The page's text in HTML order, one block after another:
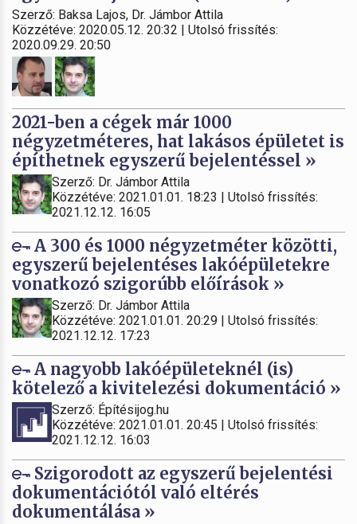
Szerző: Baksa Lajos, Dr. Jámbor Attila
Közzétéve: 2020.05.12. 20:32 | Utolsó frissítés:
2020.09.29. 20:50
2021-ben a cégek már 1000
négyzetméteres, hat lakásos épületet is
építhetnek egyszerű bejelentéssel »
Szerző: Dr. Jámbor Attila
Közzétéve: 2021.01.01. 18:23 | Utolsó frissítés:
2021.12.12. 16:05
A 300 és 1000 négyzetméter közötti,
egyszerű bejelentéses lakóépületekre
vonatkozó szigorúbb előírások »
Szerző: Dr. Jámbor Attila
Közzétéve: 2021.01.01. 20:29 | Utolsó frissítés:
2021.12.12. 17:23
A nagyobb lakóépületeknél (is)
kötelező a kivitelezési dokumentáció »
Szerző: Építésijog.hu
Közzétéve: 2021.01.01. 20:45 | Utolsó frissítés:
2021.12.12. 16:03
Szigorodott az egyszerű bejelentési
dokumentációtól való eltérés
dokumentálása »